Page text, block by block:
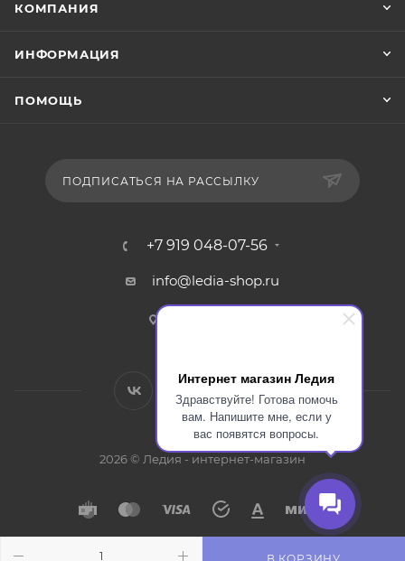
Интернет магазин Ледия
Здравствуйте! Готова помочь
вам. Напишите мне, если у
вас появятся вопросы.
КОМПАНИЯ
ИНФОРМАЦИЯ
ПОМОЩЬ
ПОДПИСАТЬСЯ НА РАССЫЛКУ
+7 919 048-07-56
info@ledia-shop.ru
2026 © Ледия - интернет-магазин